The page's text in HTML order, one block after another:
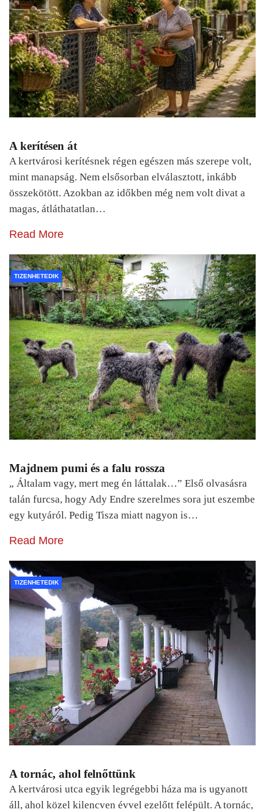
A kerítésen át
A kertvárosi kerítésnek régen egészen más szerepe volt,
mint manapság. Nem elsősorban elválasztott, inkább
összekötött. Azokban az időkben még nem volt divat a
magas, átláthatatlan…
Read More
TIZENHETEDIK
Majdnem pumi és a falu rossza
„ Általam vagy, mert meg én láttalak…” Első olvasásra
talán furcsa, hogy Ady Endre szerelmes sora jut eszembe
egy kutyáról. Pedig Tisza miatt nagyon is…
Read More
TIZENHETEDIK
A tornác, ahol felnőttünk
A kertvárosi utca egyik legrégebbi háza ma is ugyanott
áll, ahol közel kilencven évvel ezelőtt felépült. A tornác,